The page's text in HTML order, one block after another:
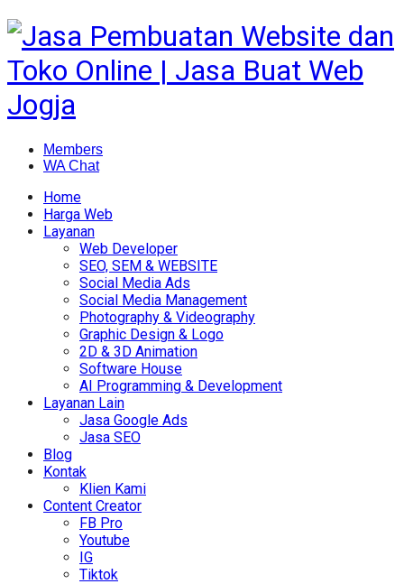
Members
WA Chat
Home
Harga Web
Layanan
Web Developer
SEO, SEM & WEBSITE
Social Media Ads
Social Media Management
Photography & Videography
Graphic Design & Logo
2D & 3D Animation
Software House
AI Programming & Development
Layanan Lain
Jasa Google Ads
Jasa SEO
Blog
Kontak
Klien Kami
Content Creator
FB Pro
Youtube
IG
Tiktok